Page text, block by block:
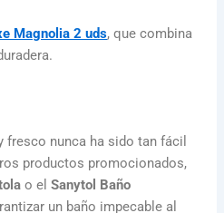
Magnolia 2 uds, que combina
fresco nunca ha sido tan fácil
productos promocionados,
o elSanytol Baño
un baño impecable al